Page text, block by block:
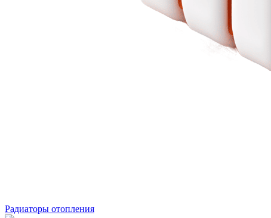
Радиаторы отопления